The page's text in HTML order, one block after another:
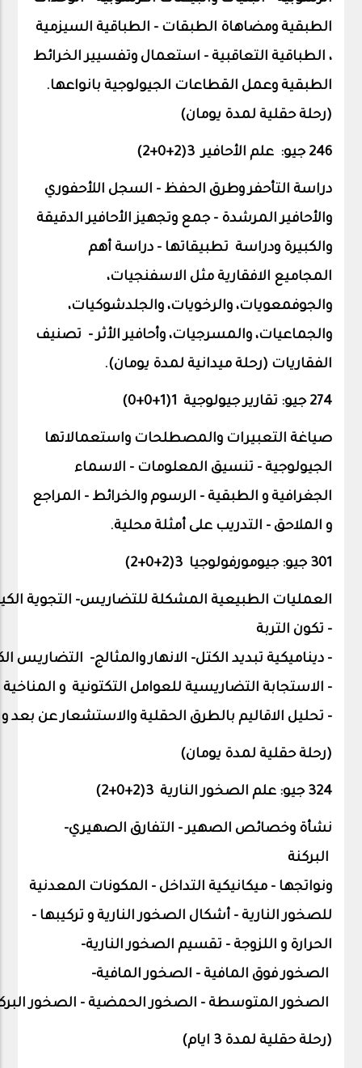
الطبقية ومضاهاة الطبقات - الطباقية السيزمية
، الطباقية التعاقبية - استعمال وتفسيير الخرائط
الطبقية وعمل القطاعات الجيولوجية بانواعها.
(رحلة حقلية لمدة يومان)
246 جيو: علم الأحافير 3(2+0+ 2
)
دراسة التأحفر وطرق الحفظ – السجل اللأحفوري
والأحافير المرشدة – جمع وتجهيز الأحافير الدقيقة
والكبيرة ودراسة تطبيقاتها - دراسة أهم
المجاميع الافقارية مثل الاسفنجيات،
والجوفمعويات، والرخويات، والجلدشوكيات،
والجماعيات، والمسرجيات، وأحافير الأثر - تصنيف
الفقاريات (رحلة ميدانية لمدة يومان).
274 جيو: تقارير جيولوجية 1(1+0+0)
صياغة التعبيرات والمصطلحات واستعمالاتها
الجيولوجية – تنسيق المعلومات – الاسماء
الجغرافية و الطبقية – الرسوم والخرائط – المراجع
و الملاحق – التدريب على أمثلة محلية.
301 جيو: جيومورفولوجيا 3(2+0+ 2
)
العمليات الطبيعية المشكلة للتضاريس- التجوية
- تكون التربة
- ديناميكية تبديد الكتل- الانهار والمثالج- التضاريس
- الاستجابة التضاريسية للعوامل التكتونية و المناخية
- تحليل الاقاليم بالطرق الحقلية والاستشعار عن بعد و
)رحلة حقلية لمدة يومان(
324 جيو: علم الصخور النارية 3(2+0+ 2
)
نشأة وخصائص الصهير- التفارق الصهيري–
البركنة
ونواتجها -ميكانيكية التداخل - المكونات المعدنية
للصخور النارية - أشكال الصخور النارية و تركيبها -
الحرارة و اللزوجة - تقسيم الصخور النارية–
الصخور فوق المافية - الصخور المافية–
الصخور المتوسطة - الصخور الحمضية - الصخور
(رحلة حقلية لمدة 3 ايام)